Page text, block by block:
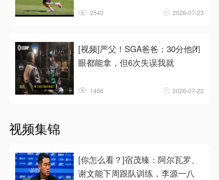
2540 2026-07-23
[视频]严父！SGA爸爸：30分他闭
眼都能拿，但6次失误我就
1466 2026-07-22
视频集锦
[你怎么看？]宿茂臻：阿尔瓦罗、
谢文能下周跟队训练，李源一八